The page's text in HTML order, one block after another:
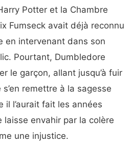
Potter et la Chambre
Fumseck avait déjà reconnu
en intervenant dans son
Pourtant, Dumbledore
le garçon, allant jusqu’à fuir
remettre à la sagesse
il l’aurait fait les années
laisse envahir par la colère
une injustice.